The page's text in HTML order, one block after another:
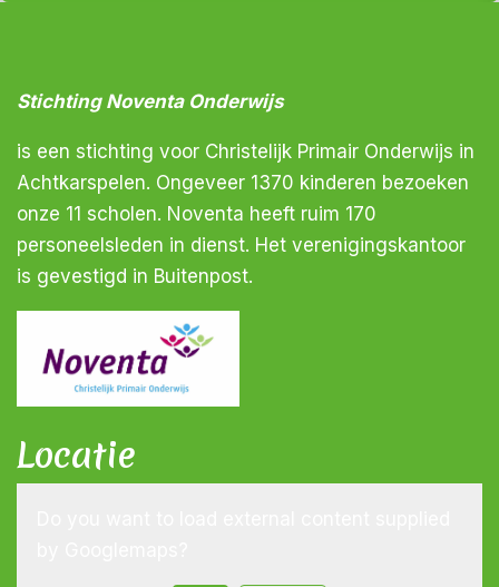
Stichting Noventa Onderwijs
is een stichting voor Christelijk Primair Onderwijs in
Achtkarspelen. Ongeveer 1370 kinderen bezoeken
onze 11 scholen. Noventa heeft ruim 170
personeelsleden in dienst. Het verenigingskantoor
is gevestigd in Buitenpost.
Locatie